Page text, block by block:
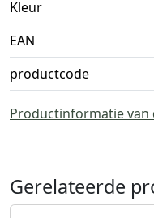
Kleur
EAN
productcode
Productinformatie van
Gerelateerde